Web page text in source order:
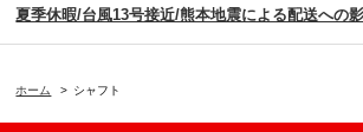
夏季休暇/台風13号接近/熊本地震による配送への
ホーム > シャフト